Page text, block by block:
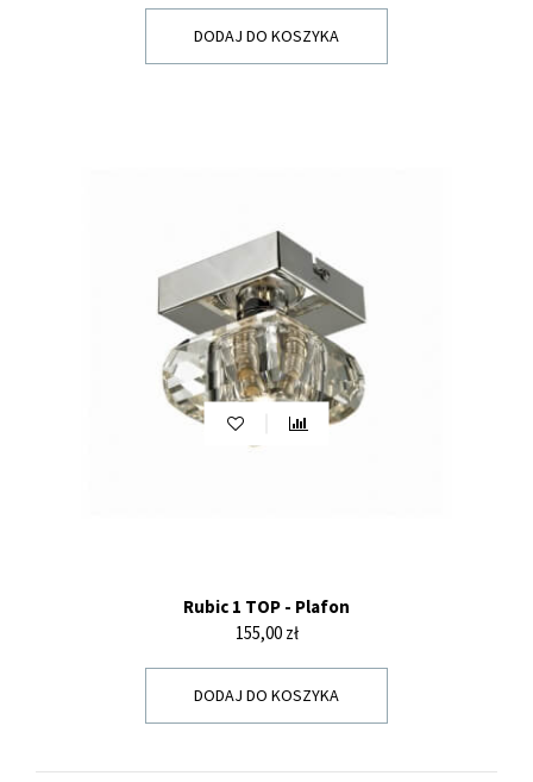
DODAJ DO KOSZYKA
Rubic 1 TOP - Plafon
Cena
155,00 zł
DODAJ DO KOSZYKA